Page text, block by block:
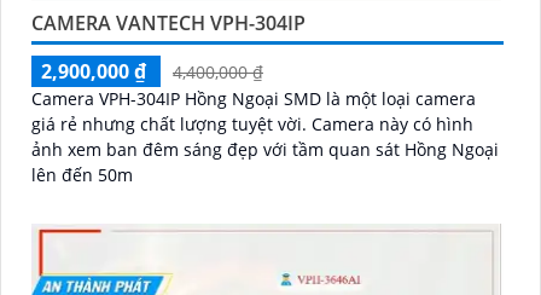
CAMERA VANTECH VPH-304IP
2,900,000 ₫
4,400,000 ₫
Camera VPH-304IP Hồng Ngoại SMD là một loại camera
giá rẻ nhưng chất lượng tuyệt vời. Camera này có hình
ảnh xem ban đêm sáng đẹp với tầm quan sát Hồng Ngoại
lên đến 50m